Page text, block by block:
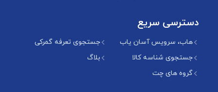
دسترسی سریع
هاب، سرویس آسان یاب
جستجوی تعرفه گمرکی
جستجوی شناسه کالا
بلاگ
گروه های چت